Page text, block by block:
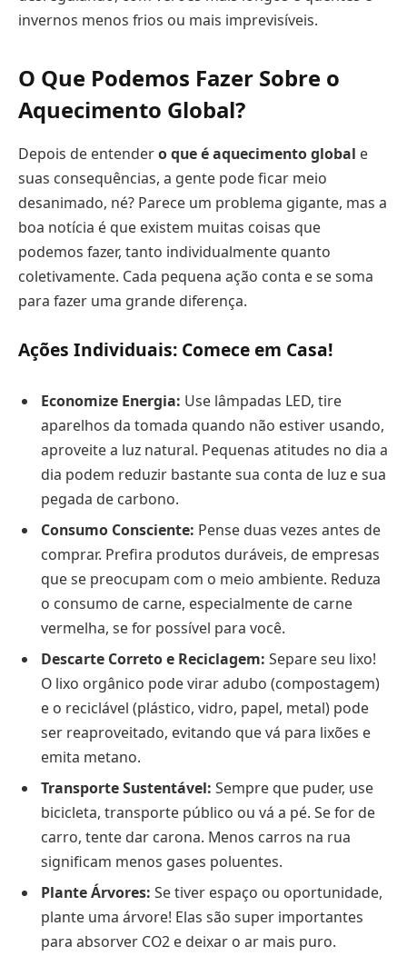
invernos menos frios ou mais imprevisíveis.
O Que Podemos Fazer Sobre o
Aquecimento Global?
Depois de entendero que é aquecimento global e
suas consequências, a gente pode ficar meio
desanimado, né? Parece um problema gigante, mas a
boa notícia é que existem muitas coisas que
podemos fazer, tanto individualmente quanto
coletivamente. Cada pequena ação conta e se soma
para fazer uma grande diferença.
Ações Individuais: Comece em Casa!
Economize Energia: Use lâmpadas LED, tire
aparelhos da tomada quando não estiver usando,
aproveite a luz natural. Pequenas atitudes no dia a
dia podem reduzir bastante sua conta de luz e sua
pegada de carbono.
Consumo Consciente: Pense duas vezes antes de
comprar. Prefira produtos duráveis, de empresas
que se preocupam com o meio ambiente. Reduza
o consumo de carne, especialmente de carne
vermelha, se for possível para você.
Descarte Correto e Reciclagem: Separe seu lixo!
O lixo orgânico pode virar adubo (compostagem)
e o reciclável (plástico, vidro, papel, metal) pode
ser reaproveitado, evitando que vá para lixões e
emita metano.
Transporte Sustentável: Sempre que puder, use
bicicleta, transporte público ou vá a pé. Se for de
carro, tente dar carona. Menos carros na rua
significam menos gases poluentes.
Plante Árvores: Se tiver espaço ou oportunidade,
plante uma árvore! Elas são super importantes
para absorver CO2 e deixar o ar mais puro.